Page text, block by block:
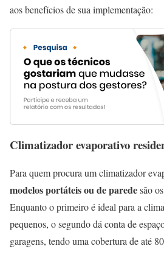
aos benefícios de sua implementação:
Climatizador evaporativo
Para quem procura um climatizador
modelos portáteis ou de paredesão
Enquanto o primeiro é ideal para a
pequenos, o segundo dá conta de
garagens, tendo uma cobertura de até